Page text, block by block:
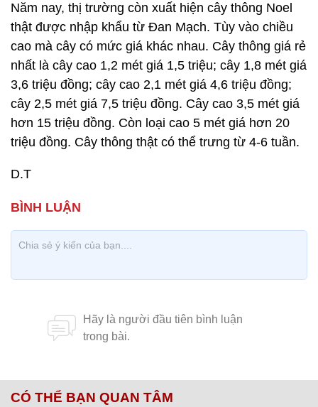
Năm nay, thị trường còn xuất hiện cây thông Noel
thật được nhập khẩu từ Đan Mạch. Tùy vào chiều
cao mà cây có mức giá khác nhau. Cây thông giá rẻ
nhất là cây cao 1,2 mét giá 1,5 triệu; cây 1,8 mét giá
3,6 triệu đồng; cây cao 2,1 mét giá 4,6 triệu đồng;
cây 2,5 mét giá 7,5 triệu đồng. Cây cao 3,5 mét giá
hơn 15 triệu đồng. Còn loại cao 5 mét giá hơn 20
triệu đồng. Cây thông thật có thể trưng từ 4-6 tuần.
D.T
CÓ THỂ BẠN QUAN TÂM